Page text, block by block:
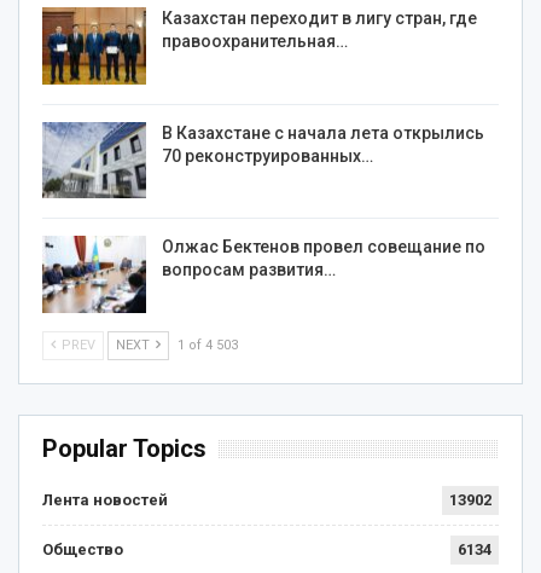
Казахстан переходит в лигу стран, где
правоохранительная…
В Казахстане с начала лета открылись
70 реконструированных…
Олжас Бектенов провел совещание по
вопросам развития…
PREV NEXT 1 of 4 503
Popular Topics
Лента новостей 13902
Общество 6134